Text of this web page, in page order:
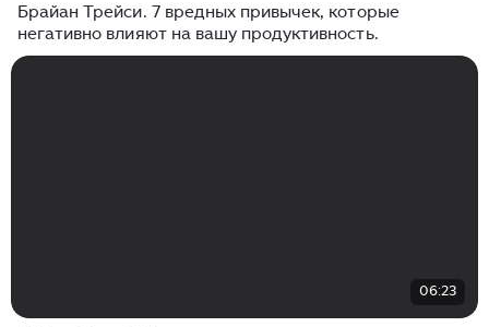
Брайан Трейси. 7 вредных привычек, которые
негативно влияют на вашу продуктивность.
06:23